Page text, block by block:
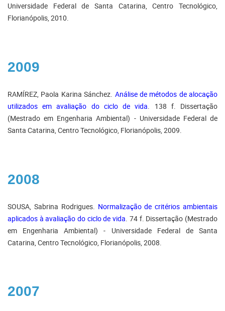
Universidade Federal de Santa Catarina, Centro Tecnológico,
Florianópolis, 2010.
2009
RAMÍREZ, Paola Karina Sánchez. Análise de métodos de alocação
utilizados em avaliação do ciclo de vida. 138 f. Dissertação
(Mestrado em Engenharia Ambiental) - Universidade Federal de
Santa Catarina, Centro Tecnológico, Florianópolis, 2009.
2008
SOUSA, Sabrina Rodrigues. Normalização de critérios ambientais
aplicados à avaliação do ciclo de vida. 74 f. Dissertação (Mestrado
em Engenharia Ambiental) - Universidade Federal de Santa
Catarina, Centro Tecnológico, Florianópolis, 2008.
2007